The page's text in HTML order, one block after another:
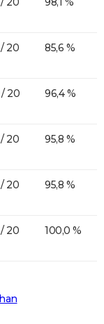
/ 20 85,6 %
/ 20 96,4 %
/ 20 95,8 %
/ 20 95,8 %
/ 20 100,0 %